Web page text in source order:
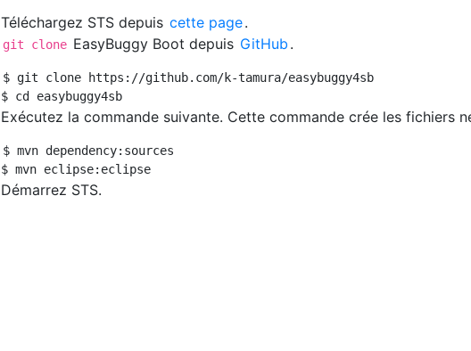
Téléchargez STS depuis cette page.
git clone EasyBuggy Boot depuis GitHub .
$ git clone https://github.com/k-tamura/easybuggy4sb
Exécutez la commande suivante. Cette commande crée les fichiers
$ mvn dependency:sources
Démarrez STS.